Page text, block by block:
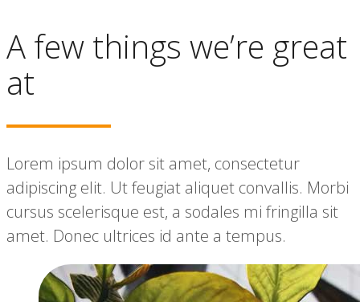
A few things we’re great
at
Lorem ipsum dolor sit amet, consectetur
adipiscing elit. Ut feugiat aliquet convallis. Morbi
cursus scelerisque est, a sodales mi fringilla sit
amet. Donec ultrices id ante a tempus.